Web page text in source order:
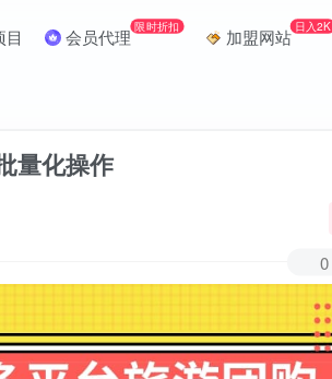
目 会员代理 限时折扣 加盟网站 日入2K
量化操作
0